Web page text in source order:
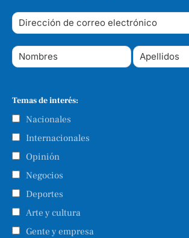
Temas de interés:
Nacionales
Internacionales
Opinión
Negocios
Deportes
Arte y cultura
Gente y empresa